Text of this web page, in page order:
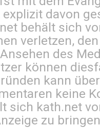
davon
behält sich
verletzen,
des
können
kann
keine
sich kath.net
zu